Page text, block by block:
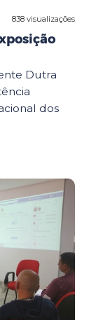
838 visualizações
Dutra
dos